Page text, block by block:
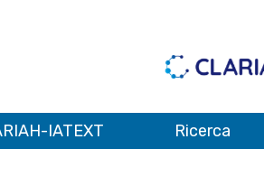
IATEXT Ricerca